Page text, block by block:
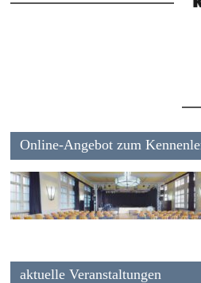
Online-Angebot zum
aktuelle Veranstaltungen